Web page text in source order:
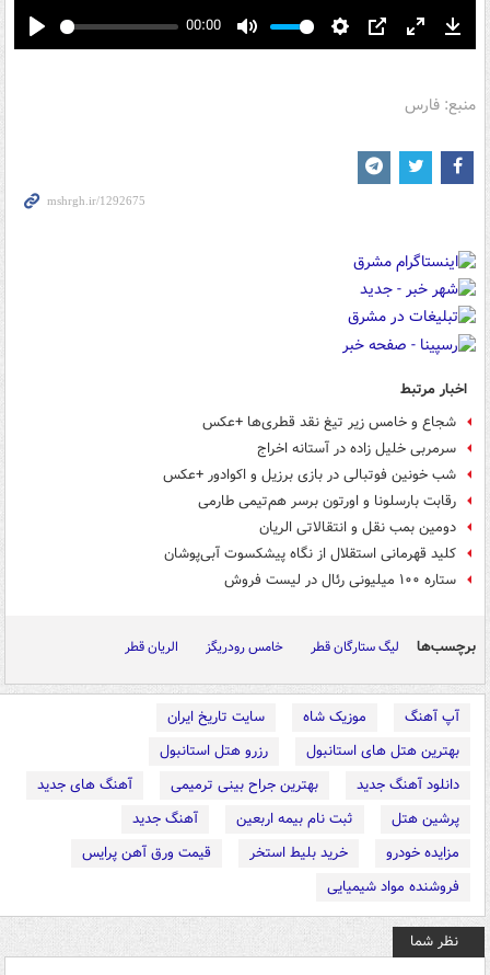
Play
00:00
Mute Settings
PIP Enter
منبع: فارس
اخبار مرتبط
شجاع و خامس زیر تیغ نقد قطری‌ها +عکس
سرمربی خلیل زاده در آستانه اخراج
شب خونین فوتبالی در بازی برزیل و اکوادور +عکس
رقابت بارسلونا و اورتون برسر هم‌تیمی طارمی
دومین بمب نقل و انتقالاتی الریان
کلید قهرمانی استقلال از نگاه پیشکسوت آبی‌پوشان
ستاره ۱۰۰ میلیونی رئال در لیست فروش
برچسب‌ها لیگ ستارگان قطر خامس رودریگز الریان قطر
آپ آهنگ موزیک شاه
سایت تاریخ ایران
بهترین هتل های استانبول
رزرو هتل استانبول
دانلود آهنگ جدید
بهترین جراح بینی ترمیمی
آهنگ های جدید
پرشین هتل
ثبت نام بیمه اربعین
آهنگ جدید
مزایده خودرو
خرید بلیط استخر
قیمت ورق آهن پرایس
فروشنده مواد شیمیایی
نظر شما